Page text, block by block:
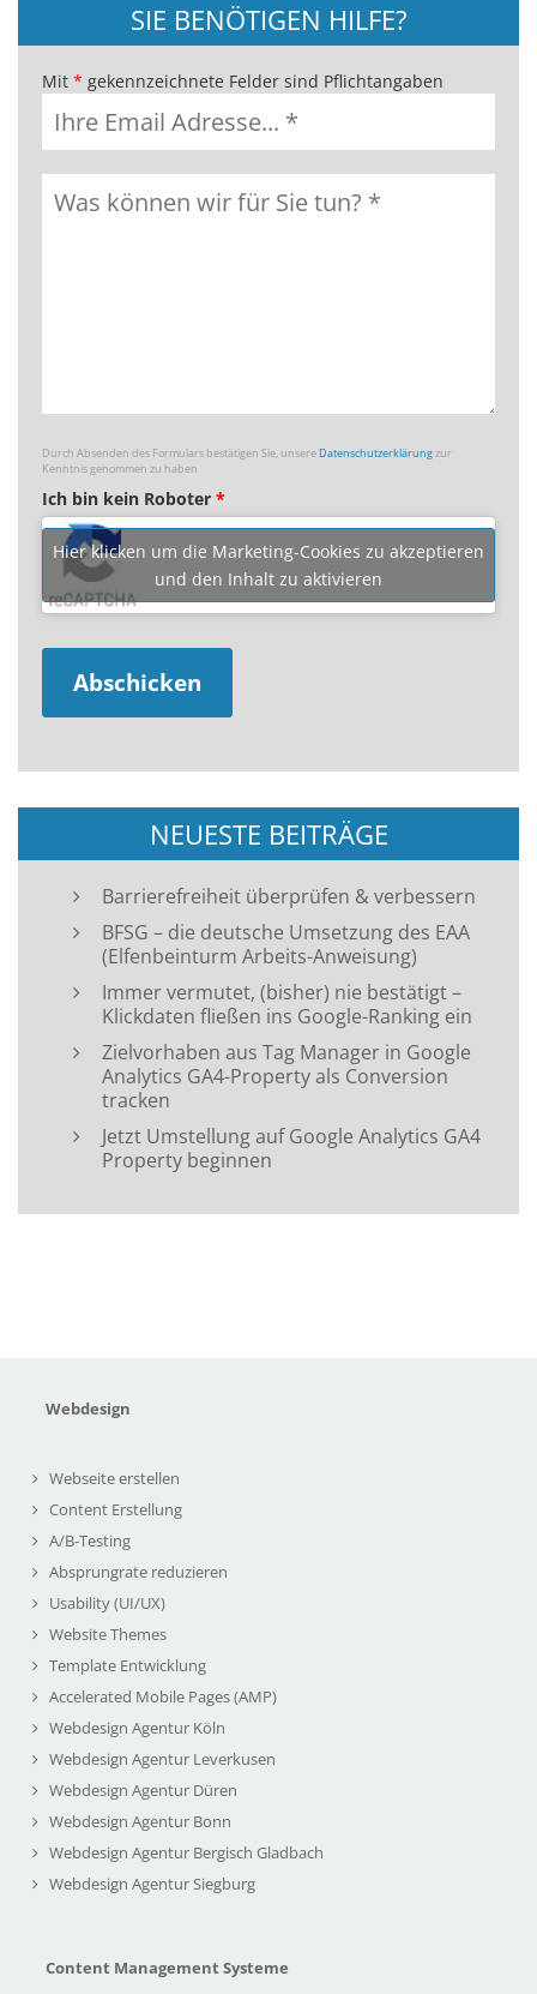
SIE BENÖTIGEN HILFE?
Mit * gekennzeichnete Felder sind Pflichtangaben
Durch Absenden des Formulars bestätigen Sie, unsereDatenschutzerklärungzur
Kenntnis genommen zu haben
Ich bin kein Roboter *
Hier klicken um die Marketing-Cookies zu akzeptieren
und den Inhalt zu aktivieren
NEUESTE BEITRÄGE
Barrierefreiheit überprüfen & verbessern
BFSG – die deutsche Umsetzung des EAA
(Elfenbeinturm Arbeits-Anweisung)
Immer vermutet, (bisher) nie bestätigt –
Klickdaten fließen ins Google-Ranking ein
Zielvorhaben aus Tag Manager in Google
Analytics GA4-Property als Conversion
tracken
Jetzt Umstellung auf Google Analytics GA4
Property beginnen
Webdesign
Webseite erstellen
Content Erstellung
A/B-Testing
Absprungrate reduzieren
Usability (UI/UX)
Website Themes
Template Entwicklung
Accelerated Mobile Pages (AMP)
Webdesign Agentur Köln
Webdesign Agentur Leverkusen
Webdesign Agentur Düren
Webdesign Agentur Bonn
Webdesign Agentur Bergisch Gladbach
Webdesign Agentur Siegburg
Content Management Systeme